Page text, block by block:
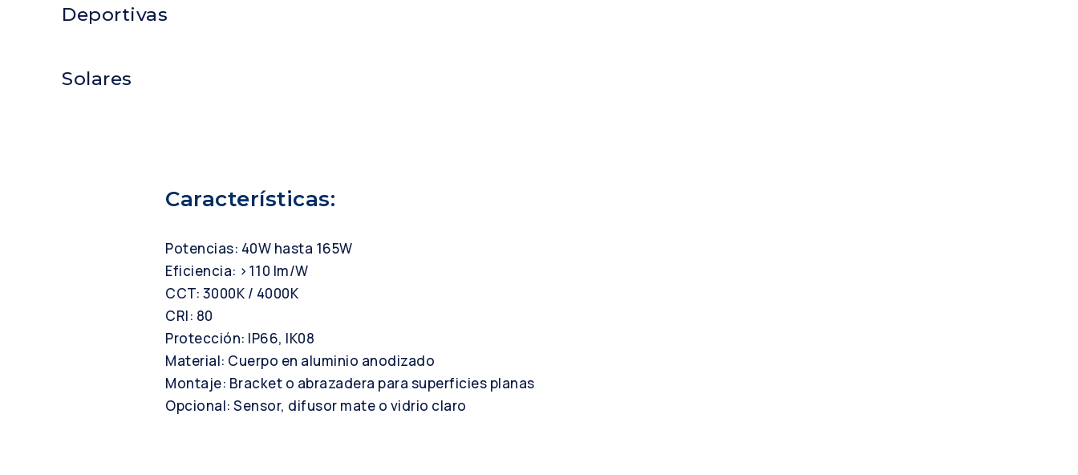
Deportivas
Solares
Características:
Potencias: 40W hasta 165W
Eficiencia: >110 lm/W
CCT: 3000K / 4000K
CRI: 80
Protección: IP66, IK08
Material: Cuerpo en aluminio anodizado
Montaje: Bracket o abrazadera para superficies planas
Opcional: Sensor, difusor mate o vidrio claro